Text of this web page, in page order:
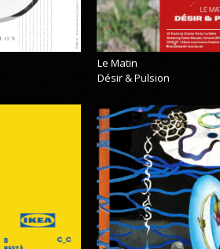
Le Matin
Désir & Pulsion